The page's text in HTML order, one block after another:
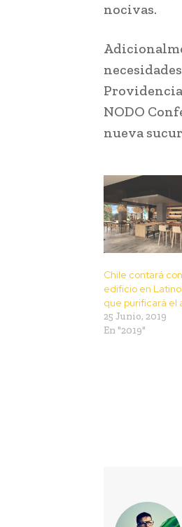
nocivas.
NODO
nueva
Chile contará
edificio en
que purificará el
25 Junio, 2019
En "2019"